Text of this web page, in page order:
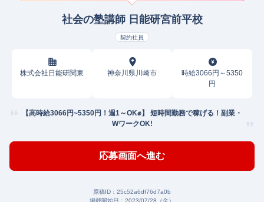
社会の塾講師 日能研宮前平校
契約社員
株式会社日能研関東 神奈川県川崎市
時給3066円～5350
円
【高時給3066円~5350円！週1～OK✊】 短時間勤務で稼げる！副業・
WワークOK!
応募画面へ進む
原稿ID： 25c52a6df76d7a0b
掲載開始日： 2023/07/28（金）